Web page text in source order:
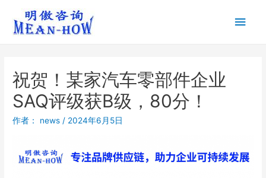
祝贺！某家汽车零部件企业
SAQ评级获B级，80分！
作者： news / 2024年6月5日